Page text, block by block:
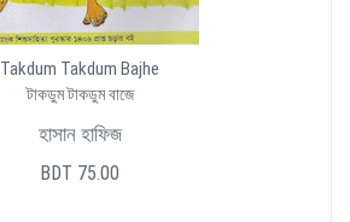
Takdum Takdum Bajhe
টাকডুম টাকডুম বাজে
হাসান হাফিজ
BDT 75.00